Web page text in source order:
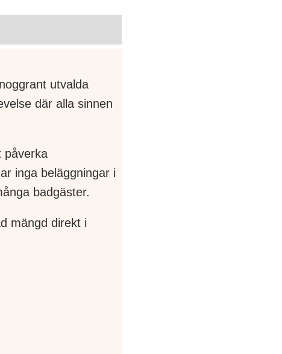
utvalda
där alla sinnen
påverka
inga beläggningar i
badgäster.
mängd direkt i